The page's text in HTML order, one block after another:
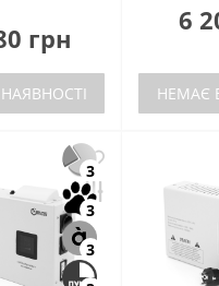
грн
6
НЕМАЄ
3
3
3